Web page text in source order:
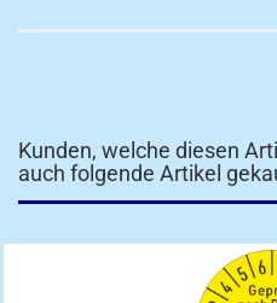
Kunden, welche diesen
auch folgende Artikel